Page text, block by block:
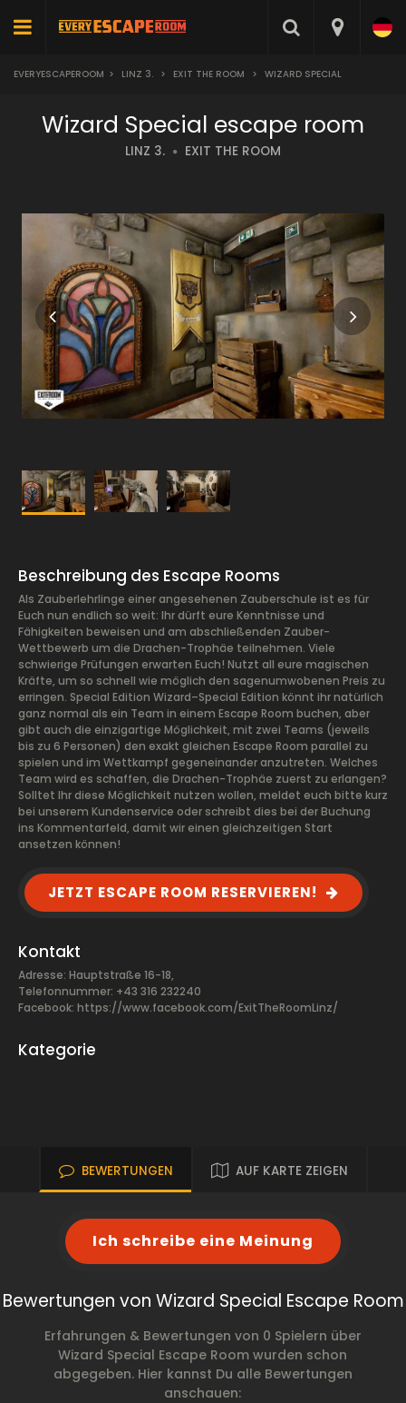
EVERYESCAPEROOM > LINZ 3. > EXIT THE ROOM > WIZARD SPECIAL
Wizard Special escape room
LINZ 3. EXIT THE ROOM
Beschreibung des Escape Rooms
Als Zauberlehrlinge einer angesehenen Zauberschule ist es für
Euch nun endlich so weit: Ihr dürft eure Kenntnisse und
Fähigkeiten beweisen und am abschließenden Zauber-
Wettbewerb um die Drachen-Trophäe teilnehmen. Viele
schwierige Prüfungen erwarten Euch! Nutzt all eure magischen
Kräfte, um so schnell wie möglich den sagenumwobenen Preis zu
erringen. Special Edition Wizard–Special Edition könnt ihr natürlich
ganz normal als ein Team in einem Escape Room buchen, aber
gibt auch die einzigartige Möglichkeit, mit zwei Teams (jeweils
bis zu 6 Personen) den exakt gleichen Escape Room parallel zu
spielen und im Wettkampf gegeneinander anzutreten. Welches
Team wird es schaffen, die Drachen-Trophäe zuerst zu erlangen?
Solltet Ihr diese Möglichkeit nutzen wollen, meldet euch bitte kurz
bei unserem Kundenservice oder schreibt dies bei der Buchung
ins Kommentarfeld, damit wir einen gleichzeitigen Start
ansetzen können!
JETZT ESCAPE ROOM RESERVIEREN!
Kontakt
Adresse: Hauptstraße 16-18,
Telefonnummer: +43 316 232240
Facebook: https://www.facebook.com/ExitTheRoomLinz/
Kategorie
BEWERTUNGEN AUF KARTE ZEIGEN
Ich schreibe eine Meinung
Bewertungen von Wizard Special Escape Room
Erfahrungen & Bewertungen von 0 Spielern über
Wizard Special Escape Room wurden schon
abgegeben. Hier kannst Du alle Bewertungen
anschauen: